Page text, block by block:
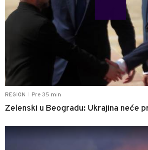
REGION Pre 35 min
Zelenski u Beogradu: Ukrajina neće